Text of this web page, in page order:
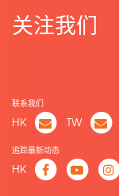
关注我们
联系我们
HK TW
追踪最新动态
HK